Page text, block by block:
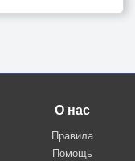
О нас
Правила
Помощь